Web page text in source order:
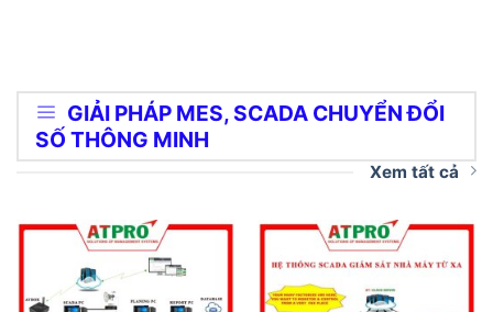
GIẢI PHÁP MES, SCADA CHUYỂN ĐỔI
SỐ THÔNG MINH
Xem tất cả